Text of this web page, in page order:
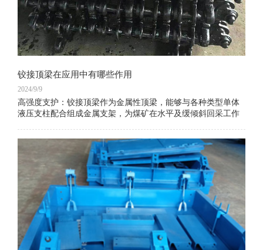
铰接顶梁在应用中有哪些作用
2024/9/9
高强度支护：铰接顶梁作为金属性顶梁，能够与各种类型单体
液压支柱配合组成金属支架，为煤矿在水平及缓倾斜回采工作
悬臂支护：铰接顶梁具有悬臂支护的特性，能够支护工作面煤
壁前边的运输机道上面的顶板，使煤壁与支柱间有较大的无支
护空间。这种支护方式不仅为采煤机提供了更广阔的施工空
间，还便于行人、行车和回采作业的进行。